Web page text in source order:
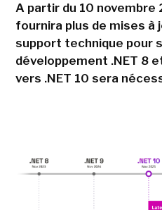
A partir du 10
fournira plus de mises à
support technique pour
développement .NET 8
vers .NET 10 sera